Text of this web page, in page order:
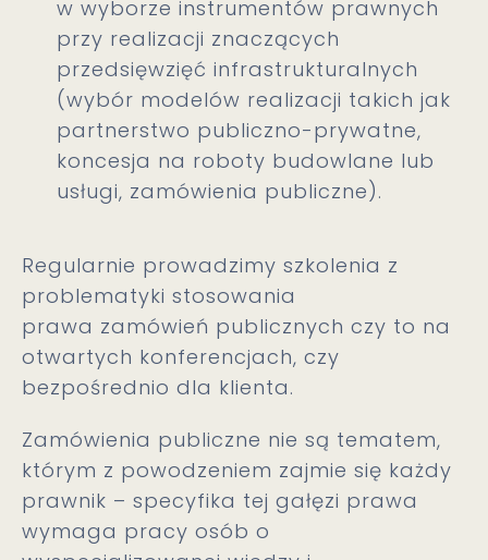
w wyborze instrumentów prawnych
przy realizacji znaczących
przedsięwzięć infrastrukturalnych
(wybór modelów realizacji takich jak
partnerstwo publiczno-prywatne,
koncesja na roboty budowlane lub
usługi, zamówienia publiczne).
Regularnie prowadzimy szkolenia z
problematyki stosowania
prawa zamówień publicznych czy to na
otwartych konferencjach, czy
bezpośrednio dla klienta.
Zamówienia publiczne nie są tematem,
którym z powodzeniem zajmie się każdy
prawnik – specyfika tej gałęzi prawa
wymaga pracy osób o